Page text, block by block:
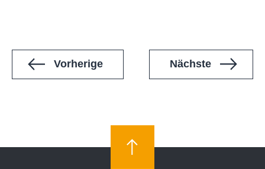
VorherigeVeranstaltungenNächste